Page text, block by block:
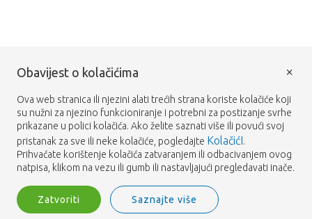
Obavijest o kolačićima
Ova web stranica ili njezini alati trećih strana koriste kolačiće koji
su nužni za njezino funkcioniranje i potrebni za postizanje svrhe
prikazane u polici kolačića. Ako želite saznati više ili povući svoj
pristanak za sve ili neke kolačiće, pogledajte KolačićI.
Prihvaćate korištenje kolačića zatvaranjem ili odbacivanjem ovog
natpisa, klikom na vezu ili gumb ili nastavljajući pregledavati inače.
Zatvoriti Saznajte više
×